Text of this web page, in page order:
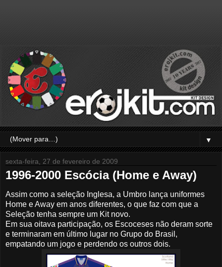
▼
sexta-feira, 27 de fevereiro de 2009
1996-2000 Escócia (Home e Away)
Assim como a seleção Inglesa, a Umbro lança uniformes
Home e Away em anos diferentes, o que faz com que a
Seleção tenha sempre um Kit novo.
Em sua oitava participação, os Escoceses não deram sorte
e terminaram em último lugar no Grupo do Brasil,
empatando um jogo e perdendo os outros dois.